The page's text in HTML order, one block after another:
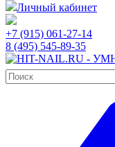
Личный кабинет
+7 (915) 061-27-14
8 (495) 545-89-35